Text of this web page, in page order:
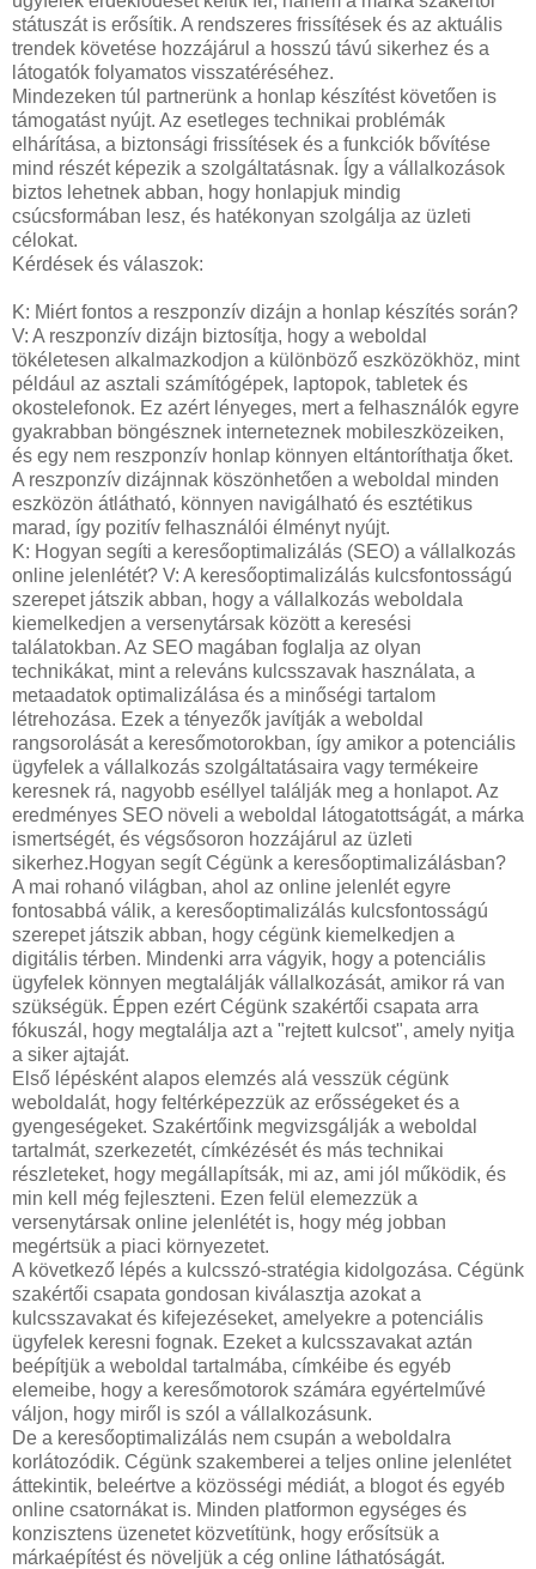
státuszát is erősítik. A rendszeres frissítések és az aktuális
trendek követése hozzájárul a hosszú távú sikerhez és a
látogatók folyamatos visszatéréséhez.
Mindezeken túl partnerünk a honlap készítést követően is
támogatást nyújt. Az esetleges technikai problémák
elhárítása, a biztonsági frissítések és a funkciók bővítése
mind részét képezik a szolgáltatásnak. Így a vállalkozások
biztos lehetnek abban, hogy honlapjuk mindig
csúcsformában lesz, és hatékonyan szolgálja az üzleti
célokat.
Kérdések és válaszok:
K: Miért fontos a reszponzív dizájn a honlap készítés során?
V: A reszponzív dizájn biztosítja, hogy a weboldal
tökéletesen alkalmazkodjon a különböző eszközökhöz, mint
például az asztali számítógépek, laptopok, tabletek és
okostelefonok. Ez azért lényeges, mert a felhasználók egyre
gyakrabban böngésznek interneteznek mobileszközeiken,
és egy nem reszponzív honlap könnyen eltántoríthatja őket.
A reszponzív dizájnnak köszönhetően a weboldal minden
eszközön átlátható, könnyen navigálható és esztétikus
marad, így pozitív felhasználói élményt nyújt.
K: Hogyan segíti a keresőoptimalizálás (SEO) a vállalkozás
online jelenlétét? V: A keresőoptimalizálás kulcsfontosságú
szerepet játszik abban, hogy a vállalkozás weboldala
kiemelkedjen a versenytársak között a keresési
találatokban. Az SEO magában foglalja az olyan
technikákat, mint a releváns kulcsszavak használata, a
metaadatok optimalizálása és a minőségi tartalom
létrehozása. Ezek a tényezők javítják a weboldal
rangsorolását a keresőmotorokban, így amikor a potenciális
ügyfelek a vállalkozás szolgáltatásaira vagy termékeire
keresnek rá, nagyobb eséllyel találják meg a honlapot. Az
eredményes SEO növeli a weboldal látogatottságát, a márka
ismertségét, és végsősoron hozzájárul az üzleti
sikerhez.Hogyan segít Cégünk a keresőoptimalizálásban?
A mai rohanó világban, ahol az online jelenlét egyre
fontosabbá válik, a keresőoptimalizálás kulcsfontosságú
szerepet játszik abban, hogy cégünk kiemelkedjen a
digitális térben. Mindenki arra vágyik, hogy a potenciális
ügyfelek könnyen megtalálják vállalkozását, amikor rá van
szükségük. Éppen ezért Cégünk szakértői csapata arra
fókuszál, hogy megtalálja azt a "rejtett kulcsot", amely nyitja
a siker ajtaját.
Első lépésként alapos elemzés alá vesszük cégünk
weboldalát, hogy feltérképezzük az erősségeket és a
gyengeségeket. Szakértőink megvizsgálják a weboldal
tartalmát, szerkezetét, címkézését és más technikai
részleteket, hogy megállapítsák, mi az, ami jól működik, és
min kell még fejleszteni. Ezen felül elemezzük a
versenytársak online jelenlétét is, hogy még jobban
megértsük a piaci környezetet.
A következő lépés a kulcsszó-stratégia kidolgozása. Cégünk
szakértői csapata gondosan kiválasztja azokat a
kulcsszavakat és kifejezéseket, amelyekre a potenciális
ügyfelek keresni fognak. Ezeket a kulcsszavakat aztán
beépítjük a weboldal tartalmába, címkéibe és egyéb
elemeibe, hogy a keresőmotorok számára egyértelművé
váljon, hogy miről is szól a vállalkozásunk.
De a keresőoptimalizálás nem csupán a weboldalra
korlátozódik. Cégünk szakemberei a teljes online jelenlétet
áttekintik, beleértve a közösségi médiát, a blogot és egyéb
online csatornákat is. Minden platformon egységes és
konzisztens üzenetet közvetítünk, hogy erősítsük a
márkaépítést és növeljük a cég online láthatóságát.